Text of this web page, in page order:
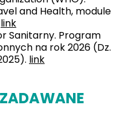
and Health, module
link
Sanitarny. Program
na rok 2026 (Dz.
link